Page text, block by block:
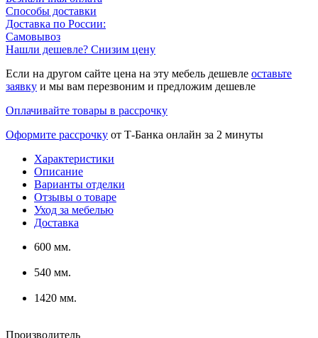
Способы доставки
Доставка по России:
Самовывоз
Нашли дешевле? Снизим цену
Если на другом сайте цена на эту мебель дешевле оставьте
заявку и мы вам перезвоним и предложим дешевле
Оплачивайте товары в рассрочку
Оформите рассрочку от Т-Банка онлайн за 2 минуты
Характеристики
Описание
Варианты отделки
Отзывы о товаре
Уход за мебелью
Доставка
600 мм.
540 мм.
1420 мм.
Производитель